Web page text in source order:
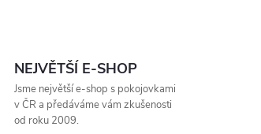
NEJVĚTŠÍ E-SHOP
Jsme největší e-shop s pokojovkami
v ČR a předáváme vám zkušenosti
od roku 2009.